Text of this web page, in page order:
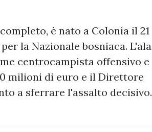
è nato a Colonia il 21
la Nazionale bosniaca. L'ala
centrocampista offensivo e
milioni di euro e il Direttore
a sferrare l'assalto decisivo.